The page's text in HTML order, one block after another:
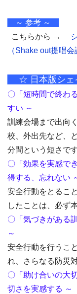
～ 参考 ～
こちらから →
（Shake out提唱会
☆ 日本版シェ
〇「短時間で終わ
すい ～
訓練会場まで出向
校、外出先など、
分間という短さです
〇「効果を実感で
得する、忘れない
安全行動をとるこ
したことは、必ず
〇「気づきがある
～
安全行動を行うこ
れ、さらなる防災
〇「助け合いの大
切さを実感する ～